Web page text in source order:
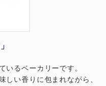
いるベーカリーです。
しい香りに包まれながら、